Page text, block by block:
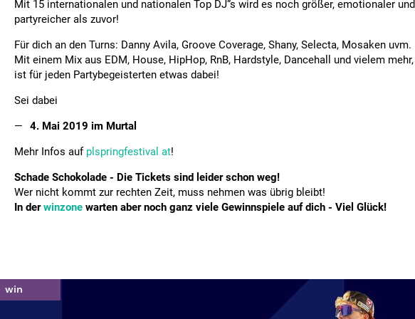
Mit 15 internationalen und nationalen Top DJ“s wird es noch größer, emotionaler und
partyreicher als zuvor!
Für dich an den Turns: Danny Avila, Groove Coverage, Shany, Selecta, Mosaken uvm.
Mit einem Mix aus EDM, House, HipHop, RnB, Hardstyle, Dancehall und vielem mehr,
ist für jeden Partybegeisterten etwas dabei!
Sei dabei
4. Mai 2019 im Murtal
Mehr Infos auf plspringfestival at!
Schade Schokolade - Die Tickets sind leider schon weg!
Wer nicht kommt zur rechten Zeit, muss nehmen was übrig bleibt!
In derwinzone warten aber noch ganz viele Gewinnspiele auf dich - Viel Glück!